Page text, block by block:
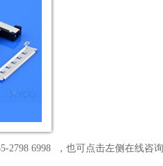
2798 6998 ，也可点击左侧在线咨